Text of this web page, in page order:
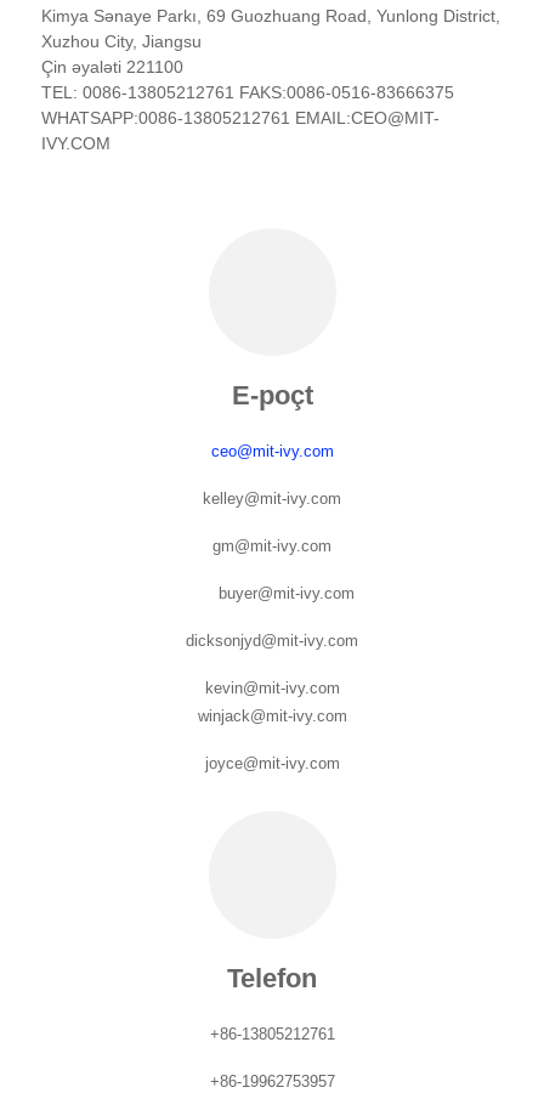
Kimya Sənaye Parkı, 69 Guozhuang Road, Yunlong District,
Xuzhou City, Jiangsu
Çin əyaləti 221100
TEL: 0086-13805212761 FAKS:0086-0516-83666375
WHATSAPP:0086-13805212761 EMAIL:CEO@MIT-
IVY.COM
E-poçt
ceo@mit-ivy.com
kelley@mit-ivy.com
gm@mit-ivy.com
buyer@mit-ivy.com
dicksonjyd@mit-ivy.com
kevin@mit-ivy.com
winjack@mit-ivy.com
joyce@mit-ivy.com
Telefon
+86-13805212761
+86-19962753957